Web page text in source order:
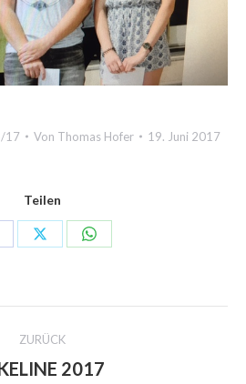
17 Von Thomas Hofer 19. Juni 2017
Teilen
Share
Share
ZURÜCK
Previous
2017